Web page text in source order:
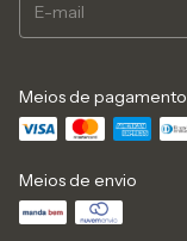
Meios de pagamento
Meios de envio